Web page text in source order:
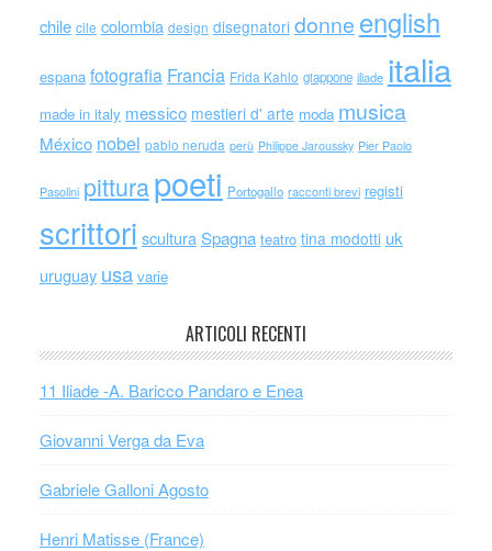
chile cile colombia design disegnatori donne english
espana fotografia Francia Frida Kahlo giappone iliade italia
made in italy messico mestieri d' arte moda musica
México nobel pablo neruda perù Philippe Jaroussky Pier Paolo
Pasolini pitturapoeti Portogallo racconti brevi registi
scrittori scultura Spagna teatro tina modotti uk
uruguay usa varie
ARTICOLI RECENTI
11 Iliade -A. Baricco Pandaro e Enea
Giovanni Verga da Eva
Gabriele Galloni Agosto
Henri Matisse (France)